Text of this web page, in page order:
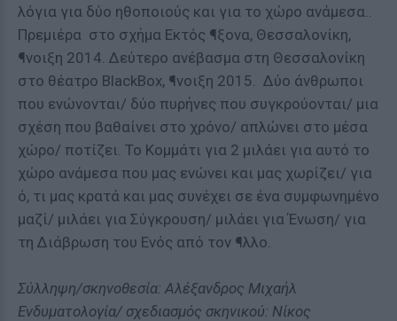
λόγια για δύο ηθοποιούς και για το χώρο ανάμεσα..
Πρεμιέρα στο σχήμα Εκτός ¶ξονα, Θεσσαλονίκη,
¶νοιξη 2014. Δεύτερο ανέβασμα στη Θεσσαλονίκη
στο θέατρο BlackBox, ¶νοιξη 2015. Δύο άνθρωποι
που ενώνονται/ δύο πυρήνες που συγκρούονται/ μια
σχέση που βαθαίνει στο χρόνο/ απλώνει στο μέσα
χώρο/ ποτίζει. Το Κομμάτι για 2 μιλάει για αυτό το
χώρο ανάμεσα που μας ενώνει και μας χωρίζει/ για
ό, τι μας κρατά και μας συνέχει σε ένα συμφωνημένο
μαζί/ μιλάει για Σύγκρουση/ μιλάει για Ένωση/ για
τη Διάβρωση του Ενός από τον ¶λλο.
Σύλληψη/σκηνοθεσία: Αλέξανδρος Μιχαήλ
Ενδυματολογία/ σχεδιασμός σκηνικού: Νίκος